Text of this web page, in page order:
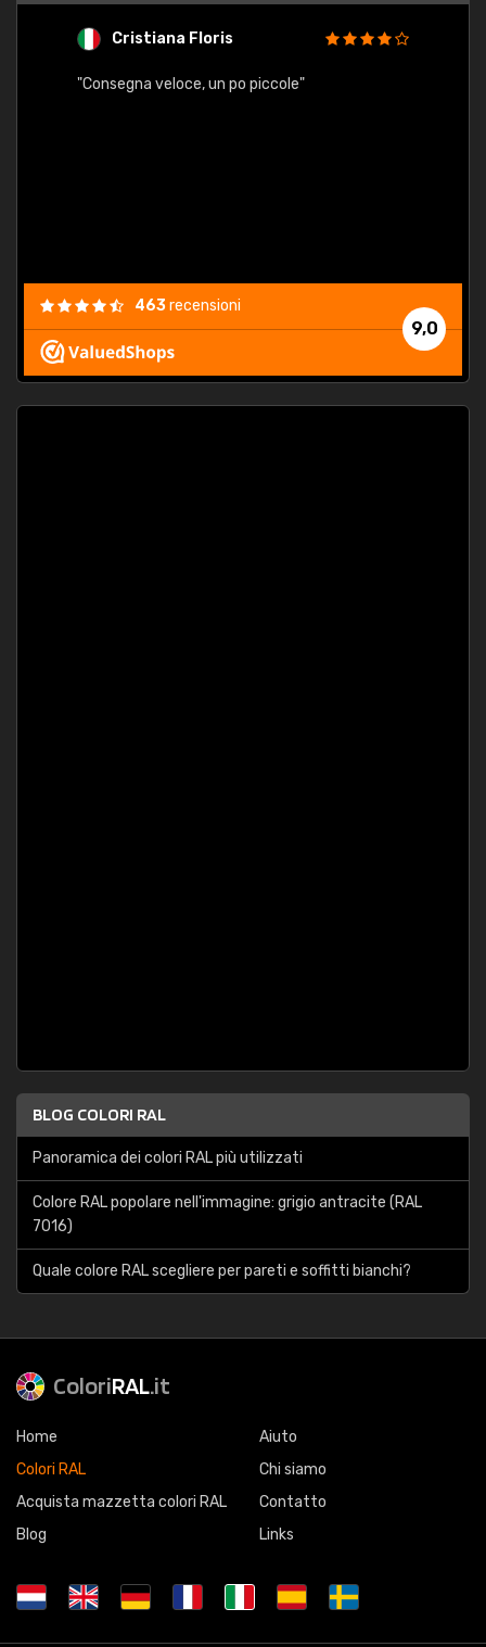
Cristiana Floris
"Consegna veloce, un po piccole"
9,0
463recensioni
BLOG COLORI RAL
Panoramica dei colori RAL più utilizzati
Colore RAL popolare nell'immagine: grigio antracite (RAL
7016)
Quale colore RAL scegliere per pareti e soffitti bianchi?
ColoriRAL.it
Home
Colori RAL
Acquista mazzetta colori RAL
Blog
Aiuto
Chi siamo
Contatto
Links